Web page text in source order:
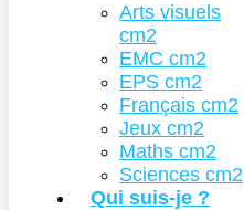
Arts visuels
cm2
EMC cm2
EPS cm2
Français cm2
Jeux cm2
Maths cm2
Sciences cm2
Qui suis-je ?